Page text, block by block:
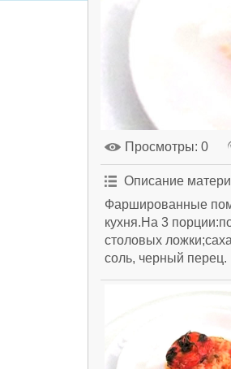
Просмотры: 0
Описание
Фаршированные
кухня.На 3
столовых
соль, черный перец.